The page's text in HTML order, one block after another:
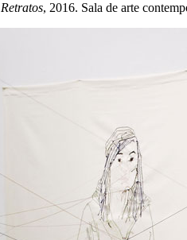
, 2016. Sala de arte